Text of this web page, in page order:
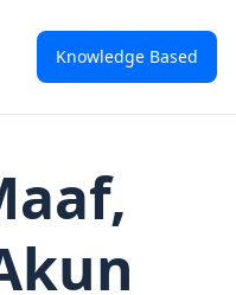
Knowledge Based